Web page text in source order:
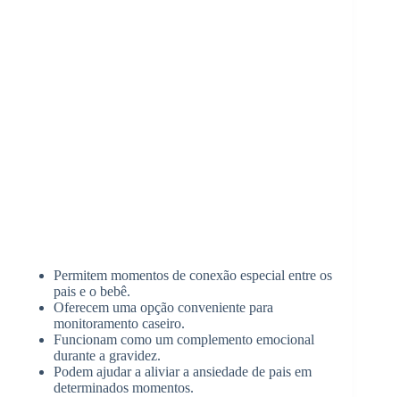
Permitem momentos de conexão especial entre os
pais e o bebê.
Oferecem uma opção conveniente para
monitoramento caseiro.
Funcionam como um complemento emocional
durante a gravidez.
Podem ajudar a aliviar a ansiedade de pais em
determinados momentos.